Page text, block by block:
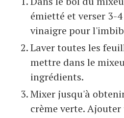
émietté et verser 3-
vinaigre pour
Laver toutes les
mettre dans le
ingrédients.
Mixer jusqu'à
crème verte.